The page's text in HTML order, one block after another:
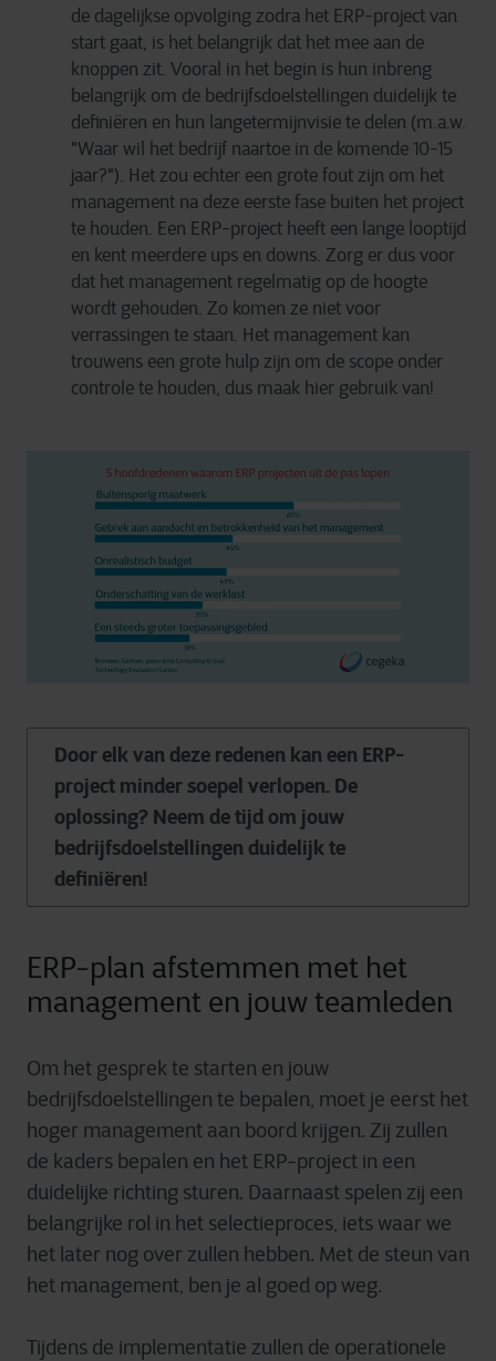
de dagelijkse opvolging zodra het ERP-project van
start gaat, is het belangrijk dat het mee aan de
knoppen zit. Vooral in het begin is hun inbreng
belangrijk om de bedrijfsdoelstellingen duidelijk te
definiëren en hun langetermijnvisie te delen (m.a.w.
"Waar wil het bedrijf naartoe in de komende 10-15
jaar?"). Het zou echter een grote fout zijn om het
management na deze eerste fase buiten het project
te houden. Een ERP-project heeft een lange looptijd
en kent meerdere ups en downs. Zorg er dus voor
dat het management regelmatig op de hoogte
wordt gehouden. Zo komen ze niet voor
verrassingen te staan. Het management kan
trouwens een grote hulp zijn om de scope onder
controle te houden, dus maak hier gebruik van!
Door elk van deze redenen kan een ERP-
project minder soepel verlopen. De
oplossing? Neem de tijd om jouw
bedrijfsdoelstellingen duidelijk te
definiëren!
ERP-plan afstemmen met het
management en jouw teamleden
Om het gesprek te starten en jouw
bedrijfsdoelstellingen te bepalen, moet je eerst het
hoger management aan boord krijgen. Zij zullen
de kaders bepalen en het ERP-project in een
duidelijke richting sturen. Daarnaast spelen zij een
belangrijke rol in het selectieproces, iets waar we
het later nog over zullen hebben. Met de steun van
het management, ben je al goed op weg.
Tijdens de implementatie zullen de operationele